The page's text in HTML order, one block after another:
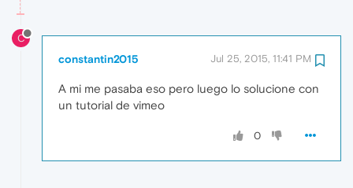
C
constantin2015 Jul 25, 2015, 11:41 PM
A mi me pasaba eso pero luego lo solucione con
un tutorial de vimeo
0